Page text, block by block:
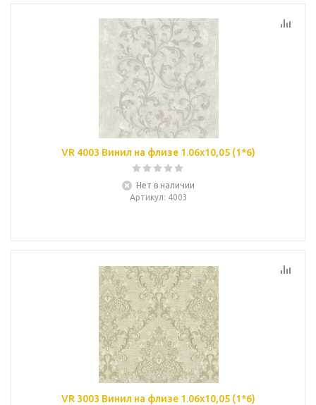
VR 4003 Винил на флизе 1.06х10,05 (1*6)
Нет в наличии
Артикул: 4003
VR 3003 Винил на флизе 1.06х10,05 (1*6)